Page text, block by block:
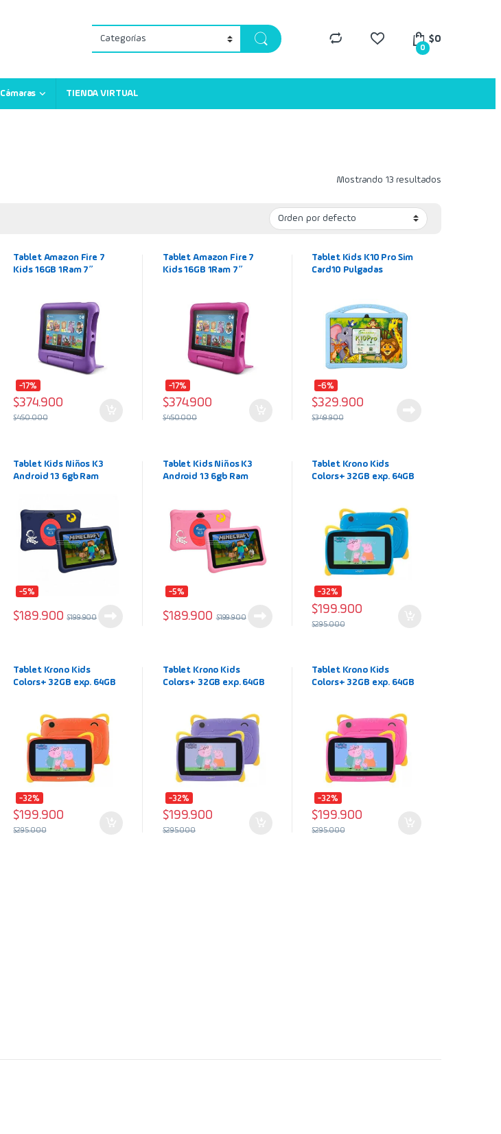
0
$0
Cámaras TIENDA VIRTUAL
Mostrando 13 resultados
Tablet Amazon Fire 7
Kids 16GB 1Ram 7″
niños de 3 a 7 años
-17%
$374.900
$450.000
Tablet Amazon Fire 7
Kids 16GB 1Ram 7″
niños de 3 a 7 años
-17%
$374.900
$450.000
Tablet Kids K10 Pro Sim
Card10 Pulgadas
-6%
$329.900
$349.900
Tablet Kids Niños K3
Android 13 6gb Ram
-5%
$189.900 $199.900
Tablet Kids Niños K3
Android 13 6gb Ram
-5%
$189.900 $199.900
Tablet Krono Kids
Colors+ 32GB exp. 64GB
-32%
$199.900
$295.000
Tablet Krono Kids
Colors+ 32GB exp. 64GB
-32%
$199.900
$295.000
Tablet Krono Kids
Colors+ 32GB exp. 64GB
-32%
$199.900
$295.000
Tablet Krono Kids
Colors+ 32GB exp. 64GB
-32%
$199.900
$295.000